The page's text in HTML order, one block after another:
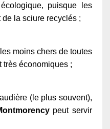
puisque les
la sciure recyclés ;
moins chers de toutes
très économiques ;
(le plus souvent),
peut servir